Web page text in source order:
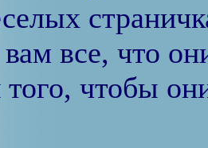
все, что
того, чтобы